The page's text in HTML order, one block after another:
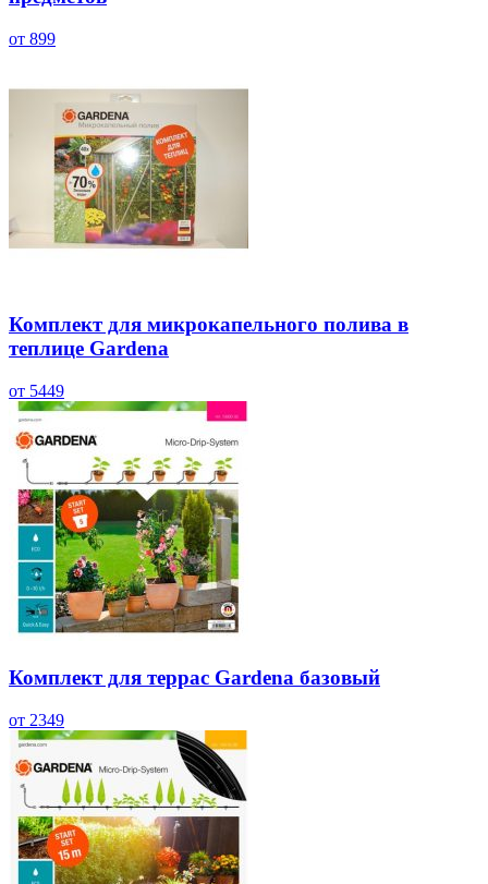
от 899
Комплект для микрокапельного полива в
теплице Gardena
от 5449
Комплект для террас Gardena базовый
от 2349